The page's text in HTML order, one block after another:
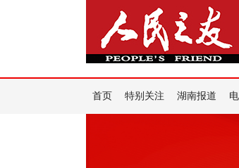
首页 特别关注 湖南报道